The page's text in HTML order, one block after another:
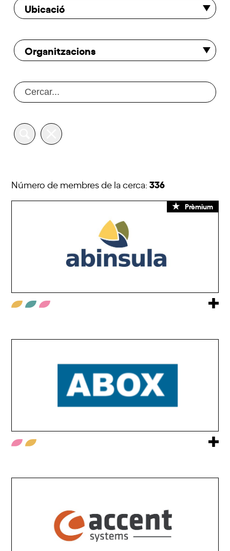
Ubicació
Organitzacions
Número de membres de la cerca:336
Prèmium